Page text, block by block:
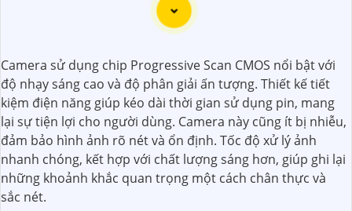
và giám sát nhiều không gian khác nhau trong gia đình,
cửa hàng, văn phòng hoặc nhà xưởng.Với chất lượng hình
không dây qua Wifi, dễ dàng cài đặt và sử dụng giám sát
từ xa thông qua ứng dụng trên điện thoại hoặc máy tính.
Camera sử dụng chip Progressive Scan CMOS nổi bật với
độ nhạy sáng cao và độ phân giải ấn tượng. Thiết kế tiết
kiệm điện năng giúp kéo dài thời gian sử dụng pin, mang
lại sự tiện lợi cho người dùng. Camera này cũng ít bị nhiễu,
đảm bảo hình ảnh rõ nét và ổn định. Tốc độ xử lý ảnh
nhanh chóng, kết hợp với chất lượng sáng hơn, giúp ghi lại
những khoảnh khắc quan trọng một cách chân thực và
sắc nét.